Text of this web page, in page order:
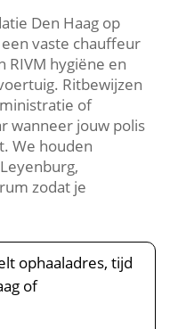
Den Haag op
vaste chauffeur
RIVM hygiëne en
Ritbewijzen
of
wanneer jouw polis
We houden
zodat je
ophaaladres, tijd
of